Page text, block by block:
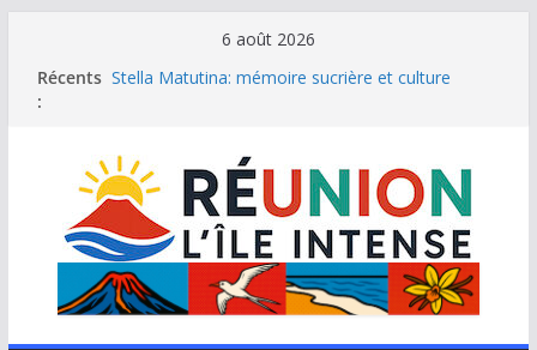
contenu
6 août 2026
Récents
:
Stella Matutina: mémoire sucrière et culture
Une journée de détente à l’Hôtel Iloha à Saint Leu
Le samoussa de La Réunion, emblème de l’île
intense
Le Musée du sel de Saint Leu: site culturel à
découvrir